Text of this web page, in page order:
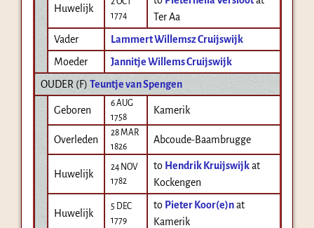
Huwelijk
1774
Ter Aa
Vader
Lammert Willemsz Cruijswijk
Moeder
Jannitje Willems Cruijswijk
OUDER (F) Teuntje van Spengen
Geboren
6 AUG
1758
Kamerik
Overleden
28 MAR
1826
Abcoude-Baambrugge
Huwelijk
24 NOV
1782
to Hendrik Kruijswijk at
Kockengen
Huwelijk
5 DEC
1779
to Pieter Koor(e)n at
Kamerik